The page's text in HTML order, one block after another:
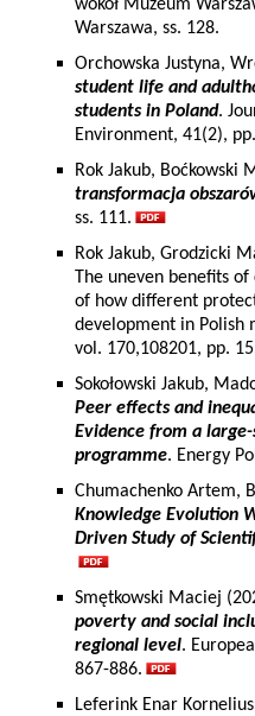
wokół Muzeum
Warszawa, ss. 128.
Orchowska Justyna,
student life and
students in Poland.
Environment, 41(2),
Rok Jakub, Boćkowski
transformacja
ss. 111.
Rok Jakub, Grodzicki
The uneven benefits
of how different
development in Polish
vol. 170,108201, pp.
Sokołowski Jakub,
Peer effects and
Evidence from a
programme. Energy
Chumachenko Artem,
Knowledge Evolution
Driven Study of
Smętkowski Maciej
poverty and social
regional level.
867-886.
Leferink Enar